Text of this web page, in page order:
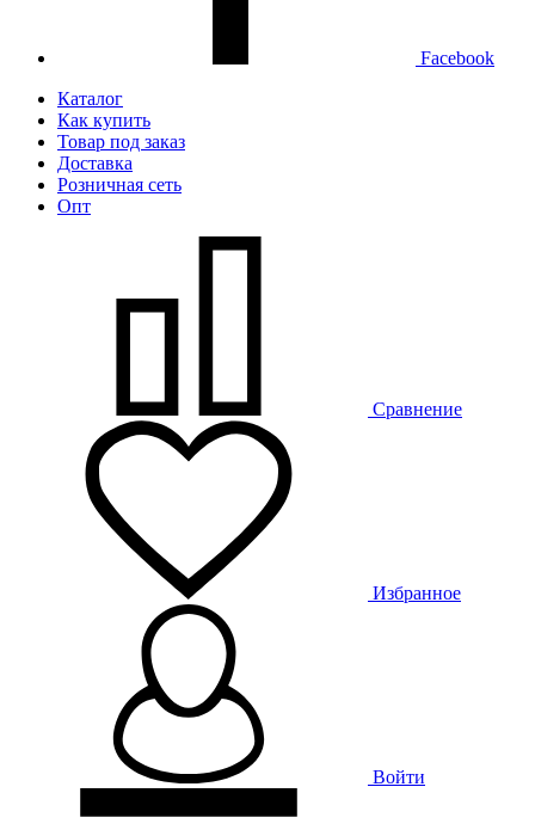
Facebook
Каталог
Как купить
Товар под заказ
Доставка
Розничная сеть
Опт
Сравнение
Избранное
Войти